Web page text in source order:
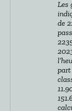
Les
de
part